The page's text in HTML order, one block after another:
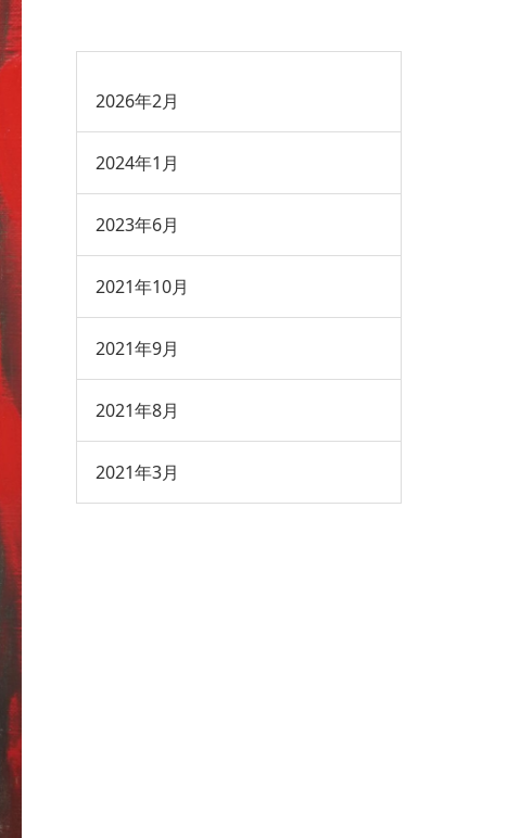
2026年2月
2024年1月
2023年6月
2021年10月
2021年9月
2021年8月
2021年3月